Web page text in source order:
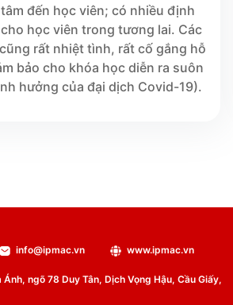
đến học viên; có nhiều định
học viên trong tương lai. Các
rất nhiệt tình, rất cố gắng hỗ
bảo cho khóa học diễn ra suôn
hưởng của đại dịch Covid-19).
info@ipmac.vn www.ipmac.vn
Ánh, ngõ 78 Duy Tân, Dịch Vọng Hậu, Cầu Giấy,